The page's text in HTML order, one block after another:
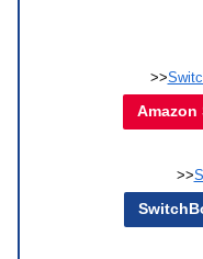
>>
Amazon
>>